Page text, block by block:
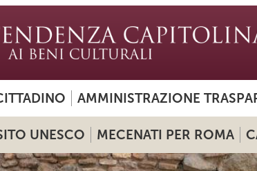
AMMINISTRAZIONE
UNESCO MECENATI PER ROMA